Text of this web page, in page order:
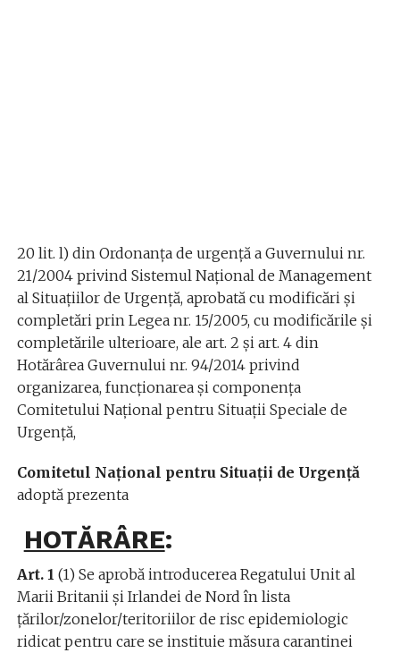
20 lit. l) din Ordonanța de urgenţă a Guvernului nr.
21/2004 privind Sistemul Național de Management
al Situaţiilor de Urgenţă, aprobată cu modificări şi
completări prin Legea nr. 15/2005, cu modificările şi
completările ulterioare, ale art. 2 și art. 4 din
Hotărârea Guvernului nr. 94/2014 privind
organizarea, funcționarea şi componența
Comitetului Național pentru Situaţii Speciale de
Urgenţă,
Comitetul Național pentru Situaţii de Urgenţă
adoptă prezenta
HOTĂRÂRE:
Art. 1 (1) Se aprobă introducerea Regatului Unit al
Marii Britanii și Irlandei de Nord în lista
țărilor/zonelor/teritoriilor de risc epidemiologic
ridicat pentru care se instituie măsura carantinei